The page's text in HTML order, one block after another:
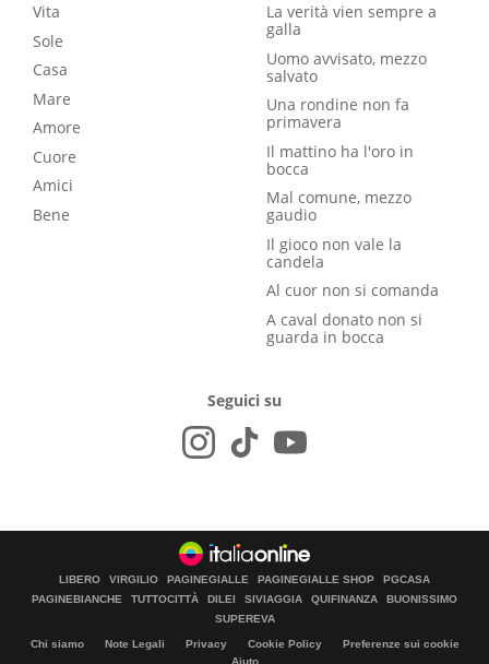
Vita
Sole
Casa
Mare
Amore
Cuore
Amici
Bene
La verità vien sempre a
galla
Uomo avvisato, mezzo
salvato
Una rondine non fa
primavera
Il mattino ha l'oro in
bocca
Mal comune, mezzo
gaudio
Il gioco non vale la
candela
Al cuor non si comanda
A caval donato non si
guarda in bocca
Seguici su
LIBERO VIRGILIO PAGINEGIALLE PAGINEGIALLE SHOP
PGCASA
PAGINEBIANCHE
TUTTOCITTÀ DILEI SIVIAGGIA QUIFINANZA
BUONISSIMO
SUPEREVA
Chi siamo Note Legali Privacy Cookie Policy
Preferenze sui cookie